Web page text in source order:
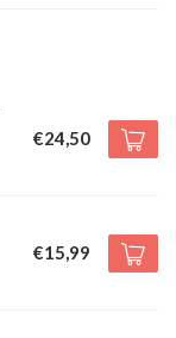
€24,50
€15,99